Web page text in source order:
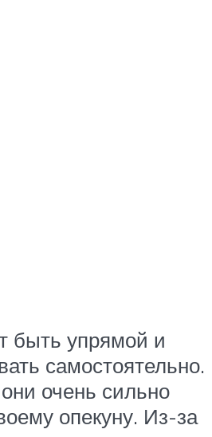
быть упрямой и
самостоятельно.
очень сильно
опекуну. Из-за